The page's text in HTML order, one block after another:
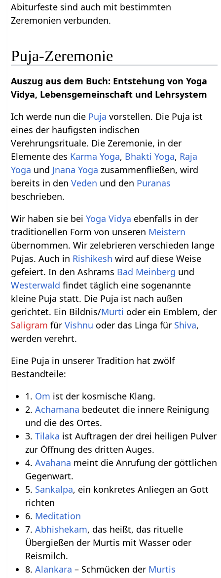
Abiturfeste sind auch mit bestimmten
Zeremonien verbunden.
Puja-Zeremonie
Auszug aus dem Buch: Entstehung von Yoga
Vidya, Lebensgemeinschaft und Lehrsystem
Ich werde nun die Puja vorstellen. Die Puja ist
eines der häufigsten indischen
Verehrungsrituale. Die Zeremonie, in der
Elemente des Karma Yoga, Bhakti Yoga, Raja
Yoga und Jnana Yoga zusammenfließen, wird
bereits in denVeden und den Puranas
beschrieben.
Wir haben sie beiYoga Vidya ebenfalls in der
traditionellen Form von unseren Meistern
übernommen. Wir zelebrieren verschieden lange
Pujas. Auch in Rishikesh wird auf diese Weise
gefeiert. In den Ashrams Bad Meinberg und
Westerwald findet täglich eine sogenannte
kleine Puja statt. Die Puja ist nach außen
gerichtet. Ein Bildnis/Murti oder ein Emblem, der
Saligram fürVishnu oder das Linga für Shiva,
werden verehrt.
Eine Puja in unserer Tradition hat zwölf
Bestandteile:
1. Om ist der kosmische Klang.
2. Achamana bedeutet die innere Reinigung
und die des Ortes.
3. Tilaka ist Auftragen der drei heiligen Pulver
zur Öffnung des dritten Auges.
4. Avahana meint die Anrufung der göttlichen
Gegenwart.
5. Sankalpa, ein konkretes Anliegen an Gott
richten
6. Meditation
7. Abhishekam, das heißt, das rituelle
Übergießen der Murtis mit Wasser oder
Reismilch.
8. Alankara – Schmücken der Murtis